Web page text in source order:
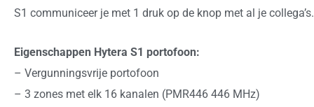
S1 communiceer je met 1 druk op de knop met al je collega’s.
Eigenschappen Hytera S1 portofoon:
– Vergunningsvrije portofoon
– 3 zones met elk 16 kanalen (PMR446 446 MHz)